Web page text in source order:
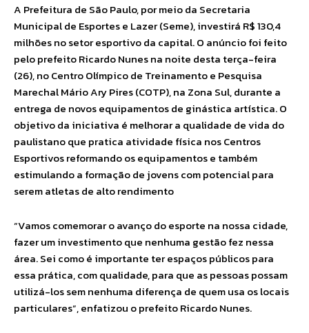
A Prefeitura de São Paulo, por meio da Secretaria
Municipal de Esportes e Lazer (Seme), investirá R$ 130,4
milhões no setor esportivo da capital. O anúncio foi feito
pelo prefeito Ricardo Nunes na noite desta terça-feira
(26), no Centro Olímpico de Treinamento e Pesquisa
Marechal Mário Ary Pires (COTP), na Zona Sul, durante a
entrega de novos equipamentos de ginástica artística. O
objetivo da iniciativa é melhorar a qualidade de vida do
paulistano que pratica atividade física nos Centros
Esportivos reformando os equipamentos e também
estimulando a formação de jovens com potencial para
serem atletas de alto rendimento
“Vamos comemorar o avanço do esporte na nossa cidade,
fazer um investimento que nenhuma gestão fez nessa
área. Sei como é importante ter espaços públicos para
essa prática, com qualidade, para que as pessoas possam
utilizá-los sem nenhuma diferença de quem usa os locais
particulares”, enfatizou o prefeito Ricardo Nunes.